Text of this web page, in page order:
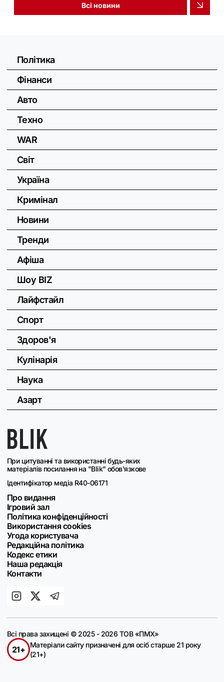
Всі новини
При цитуванні та використанні будь-яких
матеріалів посилання на "Blik" обов'язкове
Ідентифікатор медіа R40-06171
Про видання
Ігровий зал
Політика конфіденційності
Використання cookies
Угода користувача
Редакційна політика
Кодекс етики
Наша редакція
Контакти
Політика
Фінанси
Авто
Техно
WAR
Світ
Україна
Кримінал
Новини
Тренди
Афіша
Шоу BIZ
Лайфстайл
Спорт
Здоров'я
Кулінарія
Наука
Азарт
Всі права захищені © 2025 - 2026 ТОВ «ПМХ»
21+
Матеріали сайту призначені для осіб старше 21 року
(21+)